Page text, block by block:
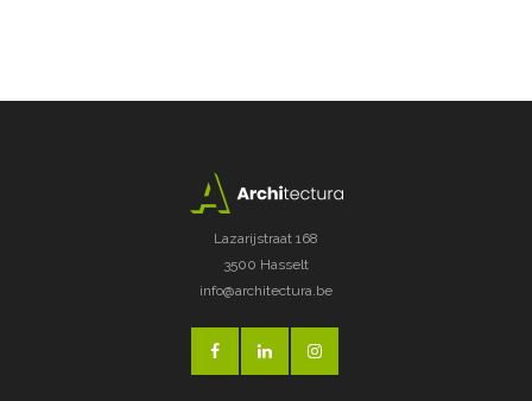
Lazarijstraat 168
3500 Hasselt
info@architectura.be